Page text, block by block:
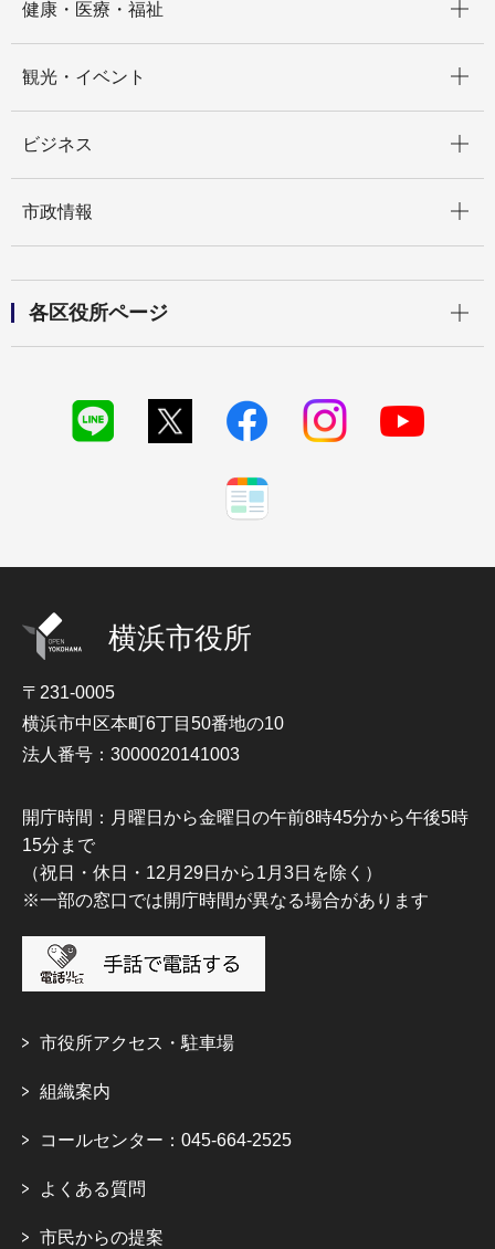
健康・医療・福祉
観光・イベント
ビジネス
市政情報
各区役所ページ
横浜市役所
〒231-0005
横浜市中区本町6丁目50番地の10
法人番号：3000020141003
開庁時間：月曜日から金曜日の午前8時45分から午後5時
15分まで
（祝日・休日・12月29日から1月3日を除く）
※一部の窓口では開庁時間が異なる場合があります
市役所アクセス・駐車場
組織案内
コールセンター：045-664-2525
よくある質問
市民からの提案